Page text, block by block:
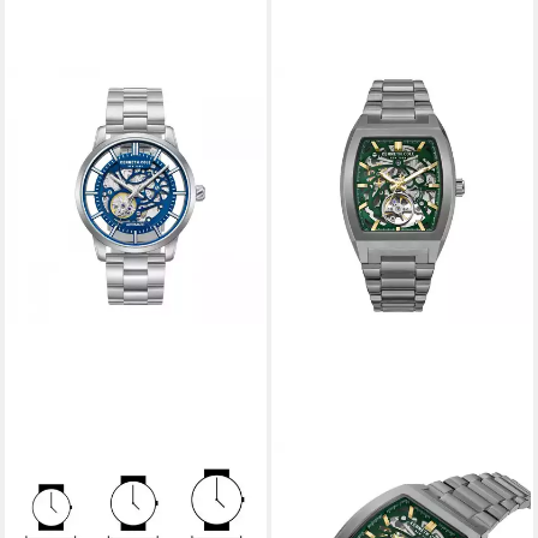
Luxusuhr Herrenuhr
KCWGY0064302